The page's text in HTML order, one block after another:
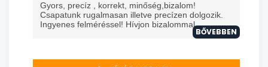
Gyors, precíz , korrekt, minőség,bizalom!
Csapatunk rugalmasan illetve precízen dolgozik.
Ingyenes felméréssel! Hívjon bizalommal.
BŐVEBBEN